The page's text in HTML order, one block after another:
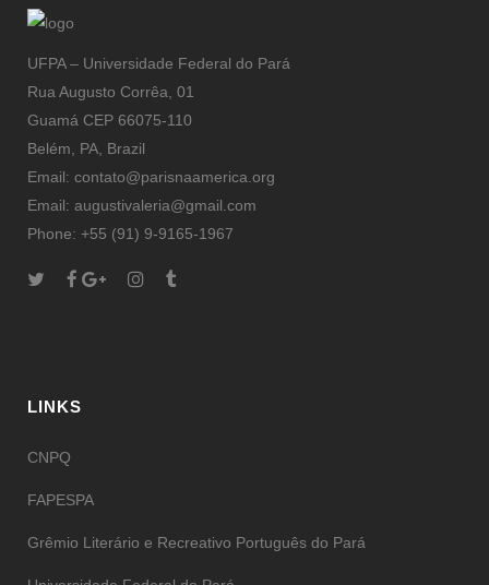
UFPA – Universidade Federal do Pará
Rua Augusto Corrêa, 01
Guamá CEP 66075-110
Belém, PA, Brazil
Email: contato@parisnaamerica.org
Email: augustivaleria@gmail.com
Phone: +55 (91) 9-9165-1967
LINKS
CNPQ
FAPESPA
Grêmio Literário e Recreativo Português do Pará